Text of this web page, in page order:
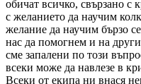
обичат всичко, свързано с
с желанието да научим
желание да научим бързо
нас да помогнем и на
сме запалени по този
всеки може да навлезе в
Всеки от екипа ни внася